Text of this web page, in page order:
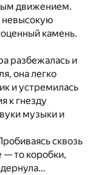
движением.
невысокую
камень.
разбежалась и
она легко
и устремилась
к гнезду
музыки и
сквозь
— то коробки,